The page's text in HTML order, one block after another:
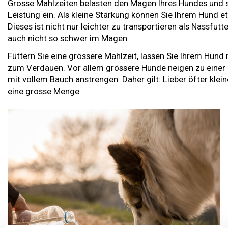
Grosse Mahlzeiten belasten den Magen Ihres Hundes und
Leistung ein. Als kleine Stärkung können Sie Ihrem Hund
Dieses ist nicht nur leichter zu transportieren als
auch nicht so schwer im Magen.
Füttern Sie eine grössere Mahlzeit, lassen Sie Ihrem
zum Verdauen. Vor allem grössere Hunde neigen zu
mit vollem Bauch anstrengen. Daher gilt: Lieber öfter
eine grosse Menge.